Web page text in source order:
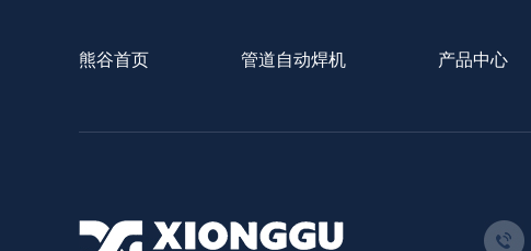
熊谷首页 管道自动焊机 产品中心